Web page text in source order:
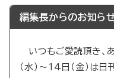
編集長からのお知ら
いつもご愛読頂き、
（水）～14日（金）は